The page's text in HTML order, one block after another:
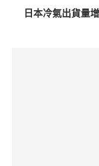
日本冷氣出貨量